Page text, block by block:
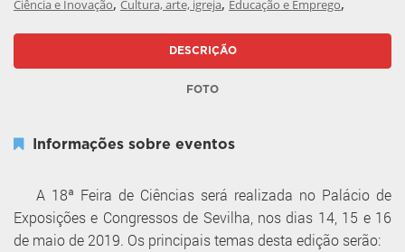
Ciência e Inovação Cultura, arte, igreja Educação e Emprego
DESCRIÇÃO
FOTO
Informações sobre eventos
A 18ª Feira de Ciências será realizada no Palácio de
Exposições e Congressos de Sevilha, nos dias 14, 15 e 16
de maio de 2019. Os principais temas desta edição serão: